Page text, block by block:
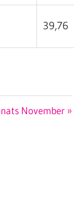
39,76
November